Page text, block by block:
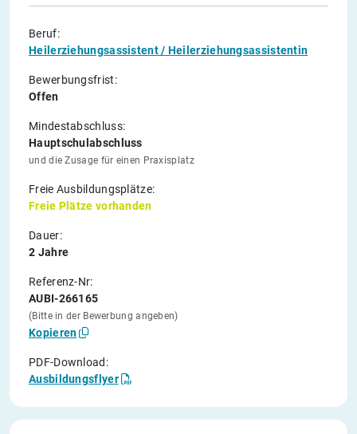
Beruf:
Heilerziehungsassistent / Heilerziehungsassistentin
Bewerbungsfrist:
Offen
Mindestabschluss:
Hauptschulabschluss
und die Zusage für einen Praxisplatz
Freie Ausbildungsplätze:
Freie Plätze vorhanden
Dauer:
2 Jahre
Referenz-Nr:
AUBI-266165
(Bitte in der Bewerbung angeben)
Kopieren
PDF-Download:
Ausbildungsflyer